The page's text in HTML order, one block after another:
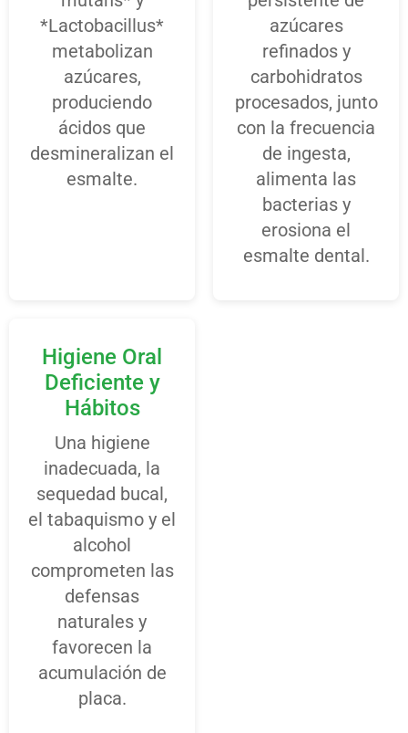
*Lactobacillus*
metabolizan
azúcares,
produciendo
ácidos que
desmineralizan el
esmalte.
azúcares
refinados y
carbohidratos
procesados, junto
con la frecuencia
de ingesta,
alimenta las
bacterias y
erosiona el
esmalte dental.
Higiene Oral
Deficiente y
Hábitos
Una higiene
inadecuada, la
sequedad bucal,
el tabaquismo y el
alcohol
comprometen las
defensas
naturales y
favorecen la
acumulación de
placa.